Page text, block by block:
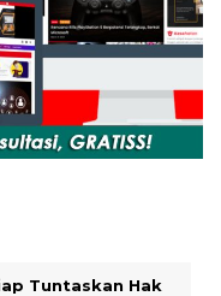
Tuntaskan Hak